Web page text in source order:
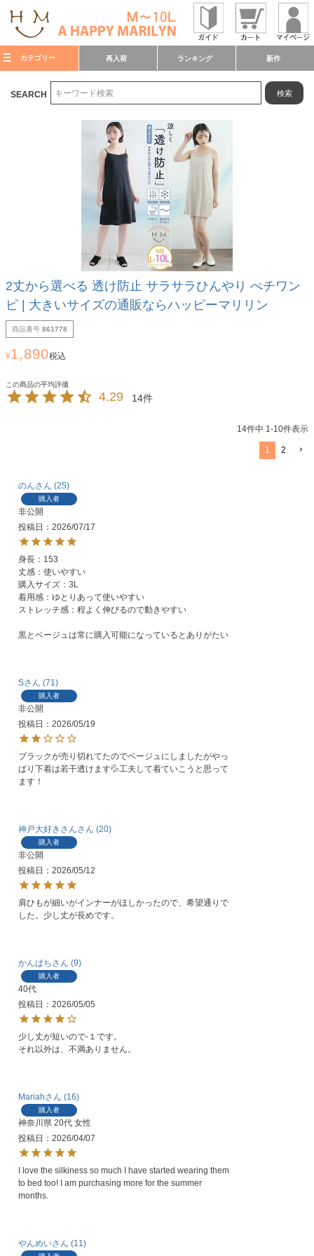
カテゴリー 再入荷 ランキング 新作
SEARCH 検索
2丈から選べる 透け防止 サラサラひんやり ぺチワン
ピ | 大きいサイズの通販ならハッピーマリリン
商品番号 861778
¥1,890税込
4.29 14
14件中 1-10件表示
1 2
のん 25
購入者
非公開
投稿日
2026/07/17
身長：153
丈感：使いやすい
購入サイズ：3L
着用感：ゆとりあって使いやすい
ストレッチ感：程よく伸びるので動きやすい
黒とベージュは常に購入可能になっているとありがたい
S 71
購入者
非公開
投稿日
2026/05/19
ブラックが売り切れてたのでベージュにしましたがやっ
ぱり下着は若干透けます💦工夫して着ていこうと思って
ます！
神戸大好きさん 20
購入者
非公開
投稿日
2026/05/12
肩ひもが細いがインナーがほしかったので、希望通りで
した。少し丈が長めです。
かんぱち 9
購入者
40代
投稿日
2026/05/05
少し丈が短いので-１です。
それ以外は、不満ありません。
Mariah 16
購入者
神奈川県 20代 女性
投稿日
2026/04/07
I love the silkiness so much I have started wearing them
to bed too! I am purchasing more for the summer
months.
やんめい 11